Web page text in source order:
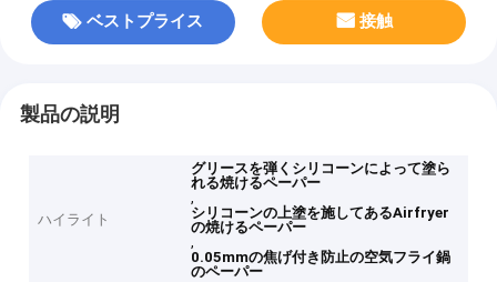
ベストプライス 接触
製品の説明
ハイライト
グリースを弾くシリコーンによって塗ら
れる焼けるペーパー
,
シリコーンの上塗を施してあるAirfryer
の焼けるペーパー
,
0.05mmの焦げ付き防止の空気フライ鍋
のペーパー